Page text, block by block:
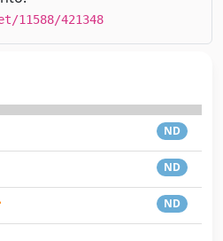
11588/421348
ND
ND
ND